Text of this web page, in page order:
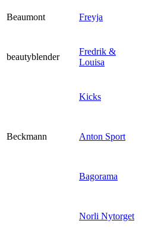
Beaumont Freyja
beautyblender
Fredrik &
Louisa
Kicks
Beckmann Anton Sport
Bagorama
Norli Nytorget